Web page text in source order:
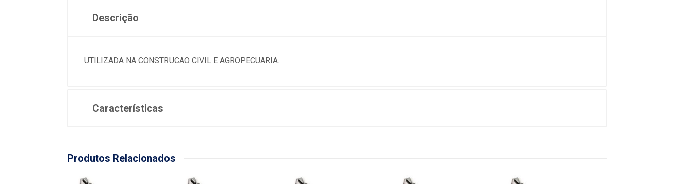
Descrição
UTILIZADA NA CONSTRUCAO CIVIL E AGROPECUARIA.
Características
Produtos Relacionados